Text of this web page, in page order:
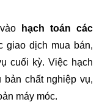
hạch toán các
giao dịch mua bán,
cuối kỳ. Việc hạch
chất nghiệp vụ,
máy móc.